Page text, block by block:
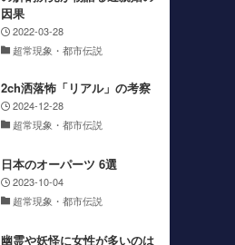
因果
2022-03-28
超常現象・都市伝説
2ch洒落怖「リアル」の考察
2024-12-28
超常現象・都市伝説
日本のオーパーツ 6選
2023-10-04
超常現象・都市伝説
幽霊や妖怪に女性が多いのは